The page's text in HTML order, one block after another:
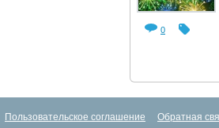
0
Пользовательское соглашение Обратная